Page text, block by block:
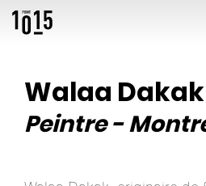
Walaa Dakak
Peintre-